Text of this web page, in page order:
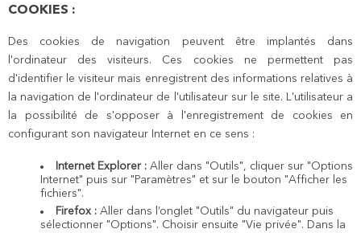
COOKIES :
Des cookies de navigation peuvent être implantés dans
l'ordinateur des visiteurs. Ces cookies ne permettent pas
d'identifier le visiteur mais enregistrent des informations relatives à
la navigation de l'ordinateur de l'utilisateur sur le site. L'utilisateur a
la possibilité de s'opposer à l'enregistrement de cookies en
configurant son navigateur Internet en ce sens :
Internet Explorer : Aller dans "Outils", cliquer sur "Options
Internet" puis sur "Paramètres" et sur le bouton "Afficher les
fichiers".
Firefox : Aller dans l’onglet "Outils" du navigateur puis
sélectionner "Options". Choisir ensuite "Vie privée". Dans la